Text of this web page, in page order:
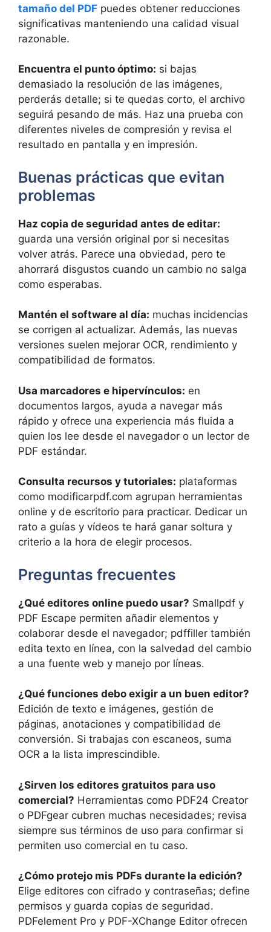
tamaño del PDF puedes obtener reducciones
significativas manteniendo una calidad visual
razonable.
Encuentra el punto óptimo: si bajas
demasiado la resolución de las imágenes,
perderás detalle; si te quedas corto, el archivo
seguirá pesando de más. Haz una prueba con
diferentes niveles de compresión y revisa el
resultado en pantalla y en impresión.
Buenas prácticas que evitan
problemas
Haz copia de seguridad antes de editar:
guarda una versión original por si necesitas
volver atrás. Parece una obviedad, pero te
ahorrará disgustos cuando un cambio no salga
como esperabas.
Mantén el software al día: muchas incidencias
se corrigen al actualizar. Además, las nuevas
versiones suelen mejorar OCR, rendimiento y
compatibilidad de formatos.
Usa marcadores e hipervínculos: en
documentos largos, ayuda a navegar más
rápido y ofrece una experiencia más fluida a
quien los lee desde el navegador o un lector de
PDF estándar.
Consulta recursos y tutoriales: plataformas
como modificarpdf.com agrupan herramientas
online y de escritorio para practicar. Dedicar un
rato a guías y vídeos te hará ganar soltura y
criterio a la hora de elegir procesos.
Preguntas frecuentes
¿Qué editores online puedo usar? Smallpdf y
PDF Escape permiten añadir elementos y
colaborar desde el navegador; pdffiller también
edita texto en línea, con la salvedad del cambio
a una fuente web y manejo por líneas.
¿Qué funciones debo exigir a un buen editor?
Edición de texto e imágenes, gestión de
páginas, anotaciones y compatibilidad de
conversión. Si trabajas con escaneos, suma
OCR a la lista imprescindible.
¿Sirven los editores gratuitos para uso
comercial? Herramientas como PDF24 Creator
o PDFgear cubren muchas necesidades; revisa
siempre sus términos de uso para confirmar si
permiten uso comercial en tu caso.
¿Cómo protejo mis PDFs durante la edición?
Elige editores con cifrado y contraseñas; define
permisos y guarda copias de seguridad.
PDFelement Pro y PDF-XChange Editor ofrecen